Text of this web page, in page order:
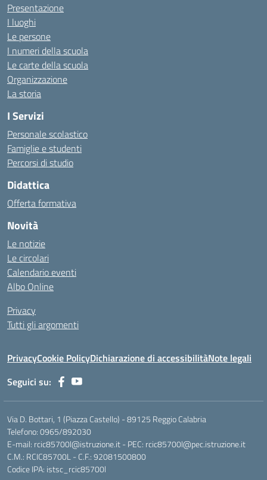
Presentazione
I luoghi
Le persone
I numeri della scuola
Le carte della scuola
Organizzazione
La storia
I Servizi
Personale scolastico
Famiglie e studenti
Percorsi di studio
Didattica
Offerta formativa
Novità
Le notizie
Le circolari
Calendario eventi
Albo Online
Privacy
Tutti gli argomenti
PrivacyCookie PolicyDichiarazione di accessibilitàNote legali
Seguici su:
Via D. Bottari, 1 (Piazza Castello) - 89125 Reggio Calabria
Telefono: 0965/892030
E-mail: rcic85700l@istruzione.it - PEC: rcic85700l@pec.istruzione.it
C.M.: RCIC85700L - C.F.: 92081500800
Codice IPA: istsc_rcic85700l